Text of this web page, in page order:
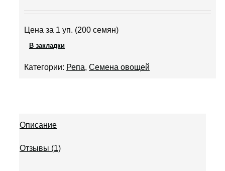
опроса
пользователя
Цена за 1 уп. (200 семян)
В закладки
Категории: Репа, Семена овощей
Описание
Отзывы (1)